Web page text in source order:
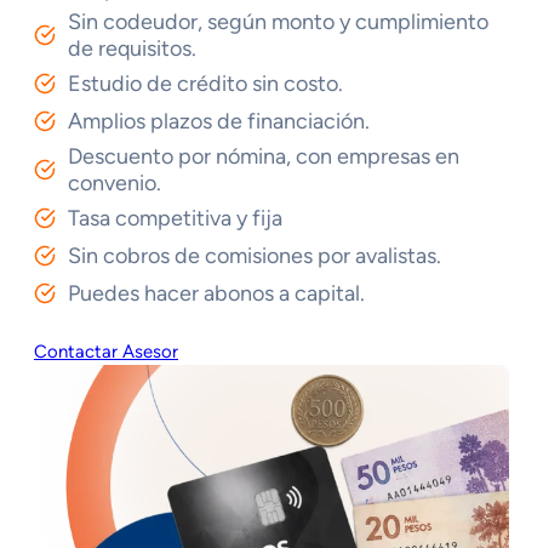
Sin codeudor, según monto y cumplimiento
de requisitos.
Estudio de crédito sin costo.
Amplios plazos de financiación.
Descuento por nómina, con empresas en
convenio.
Tasa competitiva y fija
Sin cobros de comisiones por avalistas.
Puedes hacer abonos a capital.
Contactar Asesor